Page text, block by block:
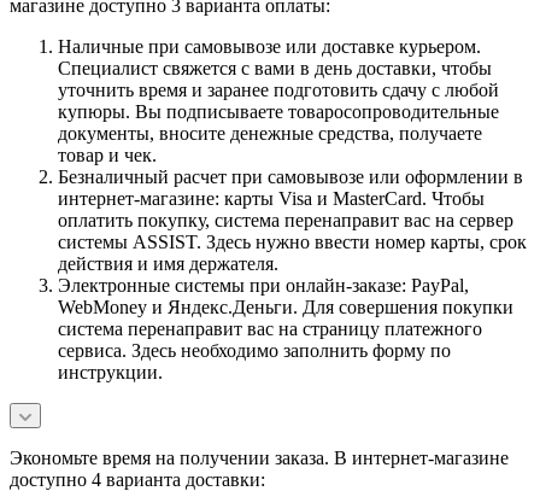
магазине доступно 3 варианта оплаты:
Наличные при самовывозе или доставке курьером.
Специалист свяжется с вами в день доставки, чтобы
уточнить время и заранее подготовить сдачу с любой
купюры. Вы подписываете товаросопроводительные
документы, вносите денежные средства, получаете
товар и чек.
Безналичный расчет при самовывозе или оформлении в
интернет-магазине: карты Visa и MasterCard. Чтобы
оплатить покупку, система перенаправит вас на сервер
системы ASSIST. Здесь нужно ввести номер карты, срок
действия и имя держателя.
Электронные системы при онлайн-заказе: PayPal,
WebMoney и Яндекс.Деньги. Для совершения покупки
система перенаправит вас на страницу платежного
сервиса. Здесь необходимо заполнить форму по
инструкции.
Экономьте время на получении заказа. В интернет-магазине
доступно 4 варианта доставки: